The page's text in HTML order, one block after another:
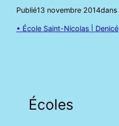
Publié13 novembre 2014dans
• École Saint-Nicolas | Denicé
Écoles